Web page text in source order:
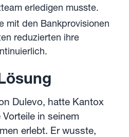
erledigen musste.
mit den Bankprovisionen
reduzierten ihre
Dulevo, hatte Kantox
in seinem
erlebt. Er wusste,